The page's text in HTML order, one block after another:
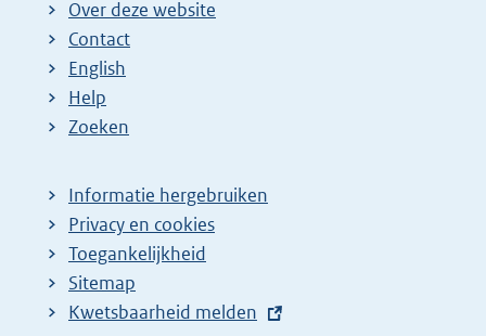
o
Over deze website
Contact
English
Help
Zoeken
Informatie hergebruiken
Privacy en cookies
Toegankelijkheid
Sitemap
E
Kwetsbaarheid melden